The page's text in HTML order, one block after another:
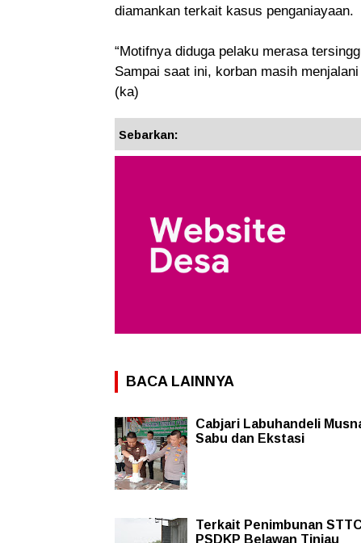
diamankan terkait kasus penganiayaan.
“Motifnya diduga pelaku merasa
Sampai saat ini, korban masih
(ka)
Sebarkan:
BACA LAINNYA
Cabjari Labuhandeli
Sabu dan Ekstasi
Terkait Penimbunan
PSDKP Belawan Tinjau